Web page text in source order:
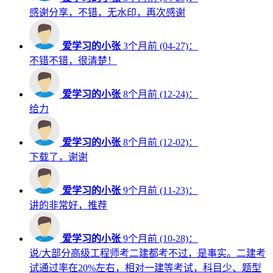
感谢分享，不错，无水印，再次感谢
爱学习的小张 3个月前 (04-27)：
不错不错，很清楚！
爱学习的小张 8个月前 (12-24)：
给力
爱学习的小张 8个月前 (12-02)：
下载了，谢谢
爱学习的小张 9个月前 (11-23)：
讲的非常好，推荐
爱学习的小张 9个月前 (10-28)：
说/大部分高级工程师考二建都考不过，是事实。二建考
试通过率在20%左右，相对一建等考试，科目少、题型